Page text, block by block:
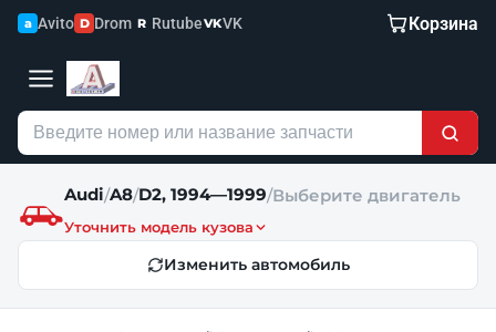
a Avito D Drom R RutubeVKVK Корзина
Audi/A8/D2, 1994—1999/Выберите двигатель
Уточнить модель кузова
Изменить автомобиль